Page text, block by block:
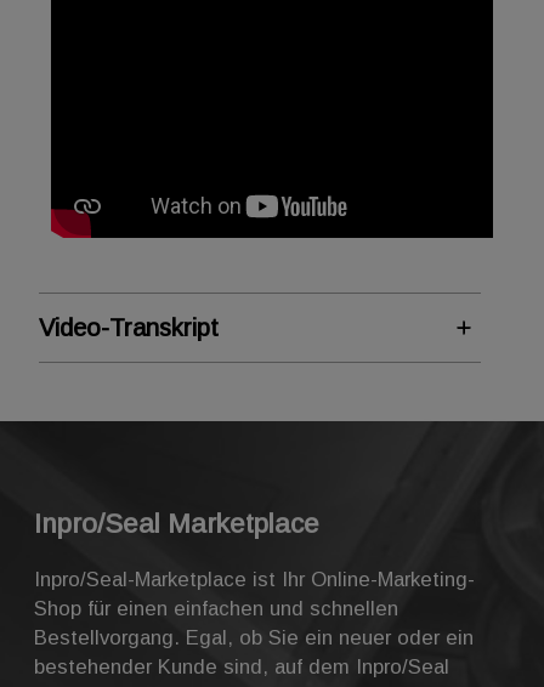
Video-Transkript
verwalten
können Administratoren oder Käufer sein.
Funktionen der jeweiligen Benutzertypen
auf, um Ihnen dabei zu helfen, den Typ des
zu erstellenden Benutzers zu bestimmen.
Inpro/Seal Marketplace
Inpro/Seal-Marketplace ist Ihr Online-Marketing-
Shop für einen einfachen und schnellen
Bestellvorgang. Egal, ob Sie ein neuer oder ein
bestehender Kunde sind, auf dem Inpro/Seal